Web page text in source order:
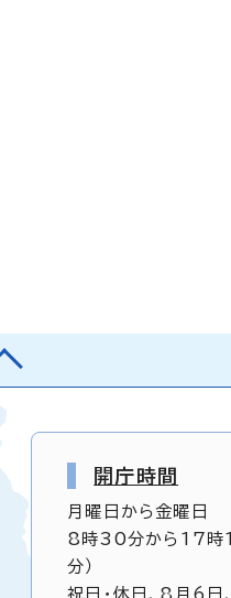
開庁時間
月曜日から金曜日
8時30分から17時
分）
祝日・休日、8月6